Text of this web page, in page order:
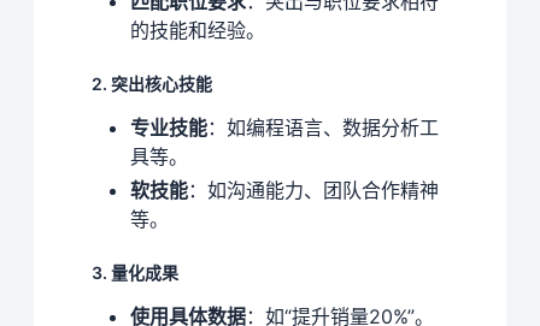
的技能和经验。
2. 突出核心技能
专业技能：如编程语言、数据分析工
具等。
软技能：如沟通能力、团队合作精神
等。
3. 量化成果
使用具体数据：如“提升销量20%”。